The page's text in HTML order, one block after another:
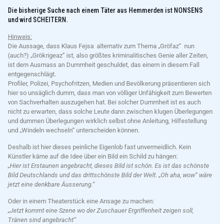
Die bisherige Suche nach einem Täter aus Hemmerden ist NONSENS
und wird SCHEITERN.
Hinweis:
Die Aussage, dass Klaus Fejsa alternativ zum Thema „Gröfaz“ nun
(auch?) „Grökrigeaz“ ist, also größtes kriminalitisches Genie aller Zeiten,
ist dem Ausmass an Dummheit geschuldet, das einem in diesem Fall
entgegenschlägt.
Profiler, Polizei, Psychofritzen, Medien und Bevölkerung präsentieren sich
hier so unsäglich dumm, dass man von völliger Unfähigkeit zum Bewerten
von Sachverhalten auszugehen hat. Bei solcher Dummheit ist es auch
nicht zu erwarten, dass solche Leute dann zwischen klugen Überlegungen
und dummen Überlegungen wirklich selbst ohne Anleitung, Hilfestellung
und „Windeln wechseln“ unterscheiden können.
Deshalb ist hier dieses peinliche Eigenlob fast unvermeidlich. Kein
Künstler käme auf die Idee über ein Bild ein Schild zu hängen:
„Hier ist Erstaunen angebracht, dieses Bild ist schön. Es ist das schönste
Bild Deutschlands und das drittschönste Bild der Welt. „Oh aha, wow“ wäre
jetzt eine denkbare Äusserung.“
Oder in einem Theaterstück eine Ansage zu machen:
„Jetzt kommt eine Szene wo der Zuschauer Ergriffenheit zeigen soll,
Tränen sind angebracht“